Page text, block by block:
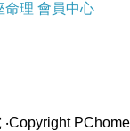
化的同好，
一直認為，
的事，而且
不只
探索風格、定
命理 會員中心
‧Copyright PChome